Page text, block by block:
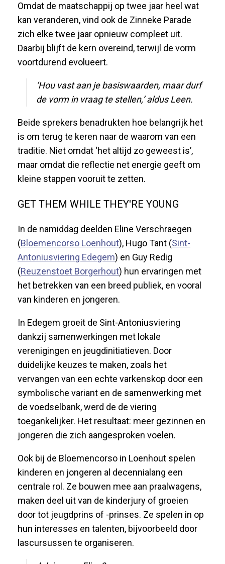
Omdat de maatschappij op twee jaar heel wat
kan veranderen, vind ook de Zinneke Parade
zich elke twee jaar opnieuw compleet uit.
Daarbij blijft de kern overeind, terwijl de vorm
voortdurend evolueert.
‘Hou vast aan je basiswaarden, maar durf
de vorm in vraag te stellen,’ aldus Leen.
Beide sprekers benadrukten hoe belangrijk het
is om terug te keren naar de waarom van een
traditie. Niet omdat ‘het altijd zo geweest is’,
maar omdat die reflectie net energie geeft om
kleine stappen vooruit te zetten.
GET THEM WHILE THEY'RE YOUNG
In de namiddag deelden Eline Verschraegen
(Bloemencorso Loenhout), Hugo Tant (Sint-
Antoniusviering Edegem) en Guy Redig
(Reuzenstoet Borgerhout) hun ervaringen met
het betrekken van een breed publiek, en vooral
van kinderen en jongeren.
In Edegem groeit de Sint-Antoniusviering
dankzij samenwerkingen met lokale
verenigingen en jeugdinitiatieven. Door
duidelijke keuzes te maken, zoals het
vervangen van een echte varkenskop door een
symbolische variant en de samenwerking met
de voedselbank, werd de de viering
toegankelijker. Het resultaat: meer gezinnen en
jongeren die zich aangesproken voelen.
Ook bij de Bloemencorso in Loenhout spelen
kinderen en jongeren al decennialang een
centrale rol. Ze bouwen mee aan praalwagens,
maken deel uit van de kinderjury of groeien
door tot jeugdprins of -prinses. Ze spelen in op
hun interesses en talenten, bijvoorbeeld door
lascursussen te organiseren.